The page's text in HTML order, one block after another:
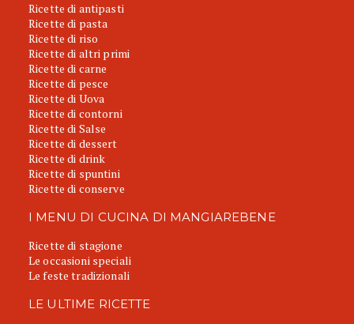
Ricette di antipasti
Ricette di pasta
Ricette di riso
Ricette di altri primi
Ricette di carne
Ricette di pesce
Ricette di Uova
Ricette di contorni
Ricette di Salse
Ricette di dessert
Ricette di drink
Ricette di spuntini
Ricette di conserve
I MENU DI CUCINA DI MANGIAREBENE
Ricette di stagione
Le occasioni speciali
Le feste tradizionali
LE ULTIME RICETTE